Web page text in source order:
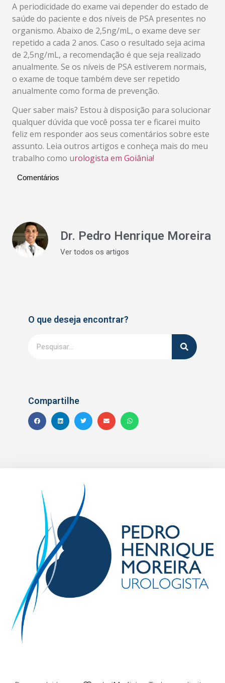
A periodicidade do exame vai depender do estado de
saúde do paciente e dos níveis de PSA presentes no
organismo. Abaixo de 2,5ng/mL, o exame deve ser
repetido a cada 2 anos. Caso o resultado seja acima
de 2,5ng/mL, a recomendação é que seja realizado
anualmente. Se os níveis de PSA estiverem normais,
o exame de toque também deve ser repetido
anualmente como forma de prevenção.
Quer saber mais? Estou à disposição para solucionar
qualquer dúvida que você possa ter e ficarei muito
feliz em responder aos seus comentários sobre este
assunto. Leia outros artigos e conheça mais do meu
trabalho como urologista em Goiânia!
Comentários
Dr. Pedro Henrique Moreira
Ver todos os artigos
O que deseja encontrar?
Compartilhe